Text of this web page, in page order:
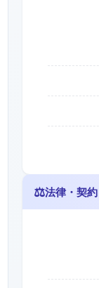
⚖️法律・契約